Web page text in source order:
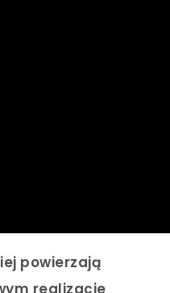
powierzają
realizacje